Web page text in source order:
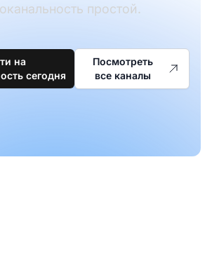
простой.
на
сегодня
Посмотреть
все каналы